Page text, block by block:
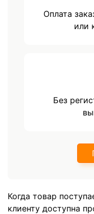
Оплата
или
Без
Когда товар
клиенту доступна